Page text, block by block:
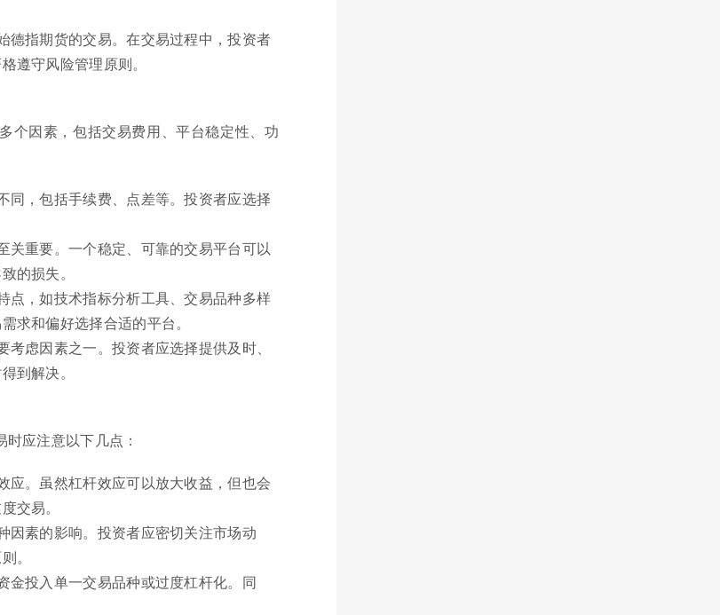
德指期货的交易。在交易过程中，投资者
遵守风险管理原则。
个因素，包括交易费用、平台稳定性、功
同，包括手续费、点差等。投资者应选择
关重要。一个稳定、可靠的交易平台可以
的损失。
点，如技术指标分析工具、交易品种多样
求和偏好选择合适的平台。
虑因素之一。投资者应选择提供及时、
到解决。
应注意以下几点：
应。虽然杠杆效应可以放大收益，但也会
交易。
因素的影响。投资者应密切关注市场动
。
金投入单一交易品种或过度杠杆化。同